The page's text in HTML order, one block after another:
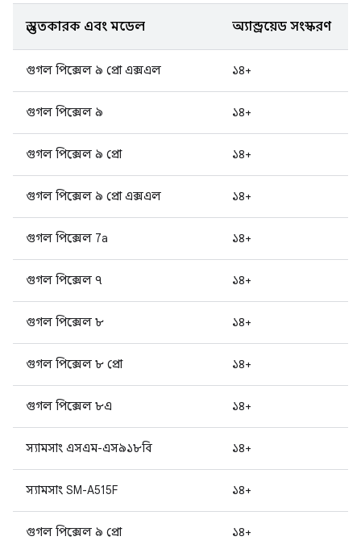
প্রস্তুতকারক এবং মডেল অ্যান্ড্রয়েড সংস্করণ
গুগল পিক্সেল ৯ প্রো এক্সএল ১৪+
গুগল পিক্সেল ৯ ১৪+
গুগল পিক্সেল ৯ প্রো ১৪+
গুগল পিক্সেল ৯ প্রো এক্সএল ১৪+
গুগল পিক্সেল 7a ১৪+
গুগল পিক্সেল ৭ ১৪+
গুগল পিক্সেল ৮ ১৪+
গুগল পিক্সেল ৮ প্রো ১৪+
গুগল পিক্সেল ৮এ ১৪+
স্যামসাং এসএম-এস৯১৮বি ১৪+
স্যামসাং SM-A515F ১৪+
গুগল পিক্সেল ৯ প্রো ১৪+